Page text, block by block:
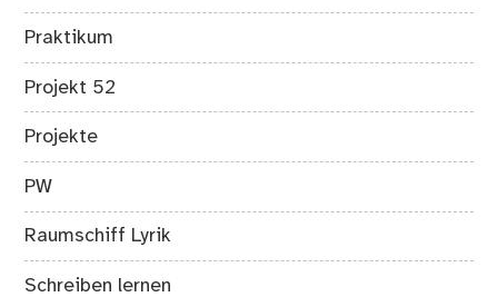
Praktikum
Projekt 52
Projekte
PW
Raumschiff Lyrik
Schreiben lernen